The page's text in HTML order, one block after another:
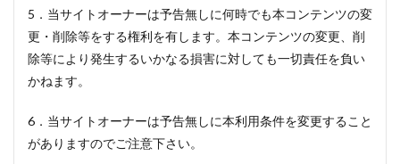
5．当サイトオーナーは予告無しに何時でも本コンテンツの変
更・削除等をする権利を有します。本コンテンツの変更、削
除等により発生するいかなる損害に対しても一切責任を負い
かねます。
6．当サイトオーナーは予告無しに本利用条件を変更すること
がありますのでご注意下さい。